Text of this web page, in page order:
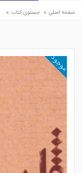
صفحه اصلی » جستوی کتاب »
موجود